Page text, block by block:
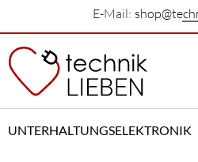
E-Mail:
UNTERHALTUNGSELEKTRONIK